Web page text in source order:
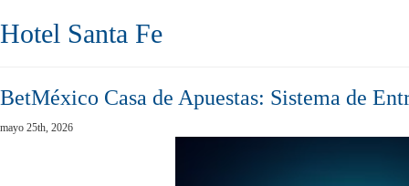
Hotel Santa Fe
BetMéxico Casa de Apuestas: Sistema de
mayo 25th, 2026